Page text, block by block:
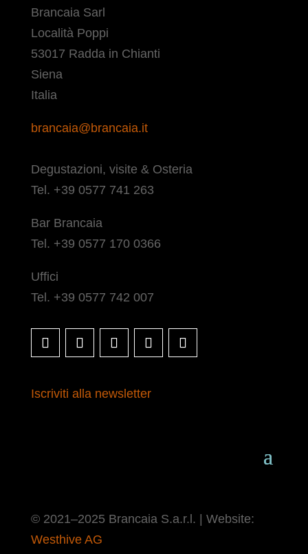
Brancaia Sarl
Località Poppi
53017 Radda in Chianti
Siena
Italia
brancaia@brancaia.it
Degustazioni, visite & Osteria
Tel. +39 0577 741 263
Bar Brancaia
Tel. +39 0577 170 0366
Uffici
Tel. +39 0577 742 007
Iscriviti alla newsletter
© 2021–2025 Brancaia S.a.r.l. | Website:
Westhive AG